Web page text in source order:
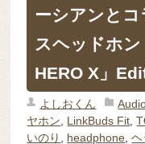
ーシアンと
スヘッドホ
HERO X」
よしおくん
ヤホン
LinkBuds Fit ,
いのり
headphone ,ヘ